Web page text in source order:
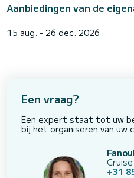
Aanbiedingen van de
15 aug. - 26 dec. 2026
Een vraag?
Een expert staat tot uw
bij het organiseren van uw
+31